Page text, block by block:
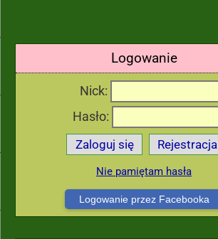
Logowanie
Nick:
Hasło:
Zaloguj się Rejestracja
Nie pamiętam hasła
Logowanie przez Facebooka